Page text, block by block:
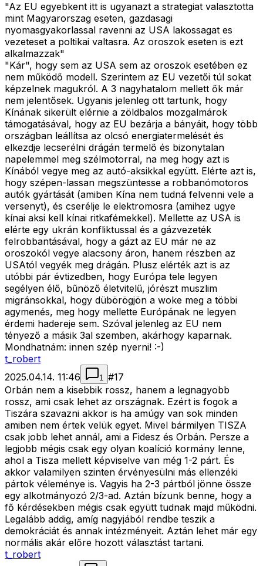
"Az EU egyebkent itt is ugyanazt a strategiat valasztotta
mint Magyarorszag eseten, gazdasagi
nyomasgyakorlassal ravenni az USA lakossagat es
vezeteset a poltikai valtasra. Az oroszok eseten is ezt
alkalmazzak"
"Kár", hogy sem az USA sem az oroszok esetében ez
nem működő modell. Szerintem az EU vezetői túl sokat
képzelnek magukról. A 3 nagyhatalom mellett ők már
nem jelentősek. Ugyanis jelenleg ott tartunk, hogy
Kínának sikerült elérnie a zöldbalos mozgalmárok
támogatásával, hogy az EU bezárja a bányáit, hogy több
országban leállítsa az olcsó energiatermelését és
elkezdje lecserélni drágán termelő és bizonytalan
napelemmel meg szélmotorral, na meg hogy azt is
Kínából vegye meg az autó-aksikkal együtt. Elérte azt is,
hogy szépen-lassan megszüntesse a robbanómotoros
autók gyártását (amiben Kína nem tudná felvenni vele a
versenyt), és cserélje le elektromosra (amihez ugye
kínai aksi kell kínai ritkafémekkel). Mellette az USA is
elérte egy ukrán konfliktussal és a gázvezeték
felrobbantásával, hogy a gázt az EU már ne az
oroszokól vegye alacsony áron, hanem részben az
USAtól vegyék meg drágán. Plusz elérték azt is az
utóbbi pár évtizedben, hogy Európa tele legyen
segélyen élő, bűnöző életvitelű, jórészt muszlim
migránsokkal, hogy dübörögjön a woke meg a többi
agymenés, meg hogy mellette Európának ne legyen
érdemi hadereje sem. Szóval jelenleg az EU nem
tényező a másik 3al szemben, akárhogy kaparnak.
Mondhatnám: innen szép nyerni! :-)
t_robert
2025.04.14. 11:46
1 #17
Orbán nem a kisebbik rossz, hanem a legnagyobb
rossz, ami csak lehet az országnak. Ezért is fogok a
Tiszára szavazni akkor is ha amúgy van sok minden
amiben nem értek velük egyet. Mivel bármilyen TISZA
csak jobb lehet annál, ami a Fidesz és Orbán. Persze a
legjobb mégis csak egy olyan koalíció kormány lenne,
ahol a Tisza mellett képviselve van még 1-2 párt. És
akkor valamilyen szinten érvényesülni más ellenzéki
pártok véleménye is. Vagyis ha 2-3 pártból jönne össze
egy alkotmányozó 2/3-ad. Aztán bízunk benne, hogy a
fő kérdésekben mégis csak együtt tudnak majd működni.
Legalább addig, amíg nagyjából rendbe teszik a
demokráciát és annak intézményeit. Aztán lehet már egy
normális akár előre hozott választást tartani.
t_robert